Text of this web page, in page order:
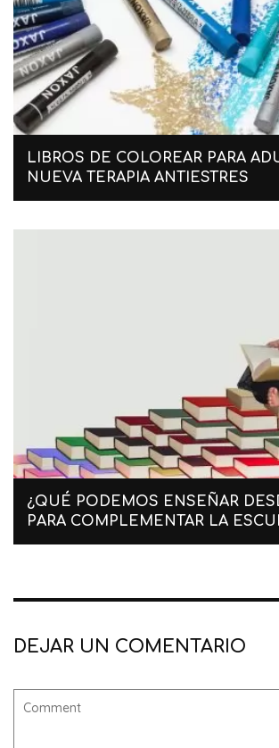
LIBROS DE COLOREAR PARA
NUEVA TERAPIA ANTIESTRES
¿QUÉ PODEMOS ENSEÑAR
PARA COMPLEMENTAR LA
DEJAR UN COMENTARIO